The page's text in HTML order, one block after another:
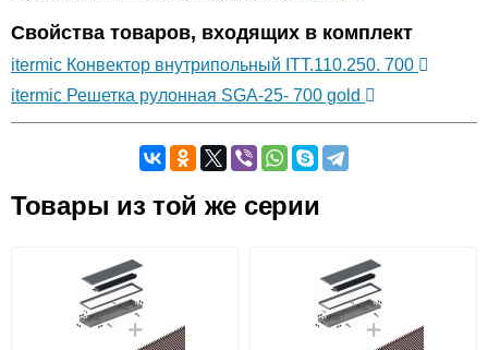
Свойства товаров, входящих в комплект
itermic Конвектор внутрипольный ITT.110.250. 700
itermic Решетка рулонная SGA-25- 700 gold
Оставьте отзыв
Доставка сантехники по Москве и Московской области
Наличный расчёт
Банковской картой на сайте в режиме реального
времени
Банковской картой при получении товара как при
Товары из той же серии